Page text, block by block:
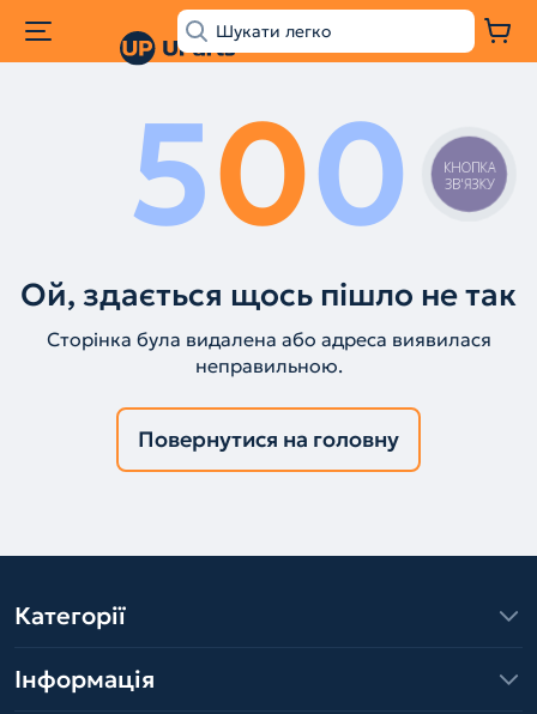
500
Ой, здається щось пішло не так
Сторінка була видалена або адреса виявилася
неправильною.
Повернутися на головну
Категорії
Інформація
КНОПКА
ЗВ'ЯЗКУ